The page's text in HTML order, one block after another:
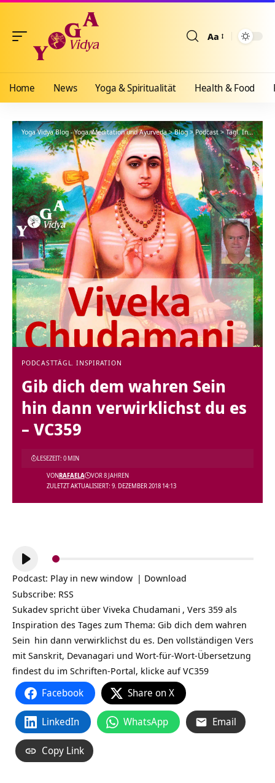
Aa
Home News Yoga & Spiritualität Health & Food
Yoga Vidya Blog - Yoga, Meditation und Ayurveda>Blog>Podcast>Tägl. Inspiration
PODCASTTÄGL. INSPIRATION
Gib dich dem wahren Sein
hin dann verwirklichst du es
– VC359
ZULETZT AKTUALISIERT: 9. DEZEMBER 2018 14:13
VONRAFAELA VOR 8 JAHREN
LESEZEIT: 0 MIN
Audio-
Player
Podcast: Play in new window | Download
Subscribe: RSS
Sukadev spricht über Viveka Chudamani , Vers 359 als
Inspiration des Tages zum Thema: Gib dich dem wahren
Sein hin dann verwirklichst du es. Den vollständigen Vers
mit Sanskrit, Devanagari und Wort-für-Wort-Übersetzung
findest du im Schriften-Portal, klicke aufVC359
Facebook Share on X
LinkedIn WhatsApp Email
Copy Link